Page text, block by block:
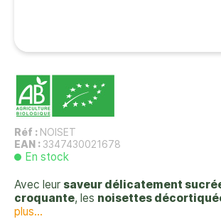
Réf : NOISET
EAN : 3347430021678
En stock
Avec leur saveur délicatement
croquante, les noisettes
plus...